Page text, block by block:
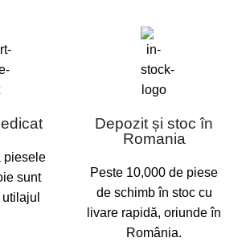
piesele
sunt
Depozit și stoc în
Romania
Peste 10,000 de piese
de schimb în stoc cu
livare rapidă, oriunde în
România.